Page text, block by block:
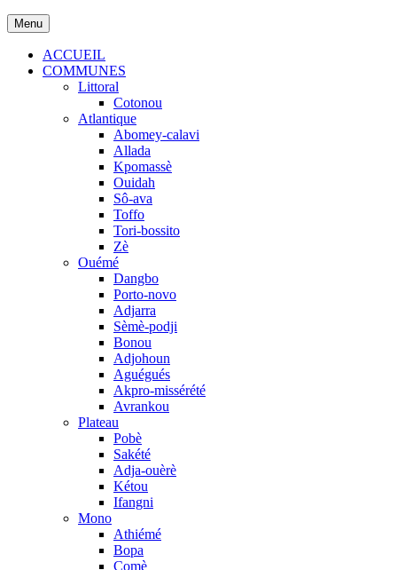
Menu
ACCUEIL
COMMUNES
Littoral
Cotonou
Atlantique
Abomey-calavi
Allada
Kpomassè
Ouidah
Sô-ava
Toffo
Tori-bossito
Zè
Ouémé
Dangbo
Porto-novo
Adjarra
Sèmè-podji
Bonou
Adjohoun
Aguégués
Akpro-missérété
Avrankou
Plateau
Pobè
Sakété
Adja-ouèrè
Kétou
Ifangni
Mono
Athiémé
Bopa
Comè